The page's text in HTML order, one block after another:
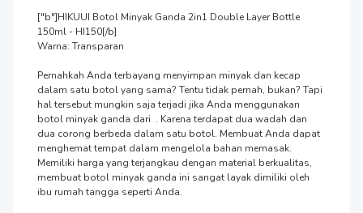
["b"]HIKUUI Botol Minyak Ganda 2in1 Double Layer Bottle
150ml - HI150[/b]
Warna: Transparan
Pernahkah Anda terbayang menyimpan minyak dan kecap
dalam satu botol yang sama? Tentu tidak pernah, bukan? Tapi
hal tersebut mungkin saja terjadi jika Anda menggunakan
botol minyak ganda dari  . Karena terdapat dua wadah dan
dua corong berbeda dalam satu botol. Membuat Anda dapat
menghemat tempat dalam mengelola bahan memasak.
Memiliki harga yang terjangkau dengan material berkualitas,
membuat botol minyak ganda ini sangat layak dimiliki oleh
ibu rumah tangga seperti Anda.